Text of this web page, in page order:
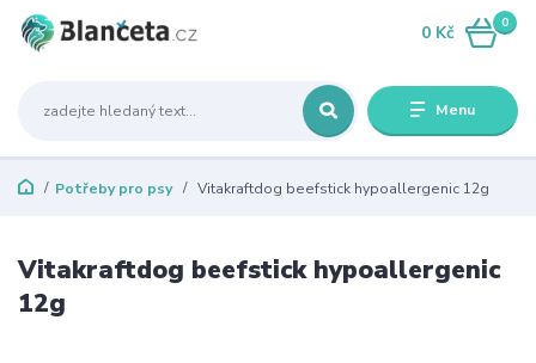
Menu
0
0 Kč
Potřeby pro psy Vitakraftdog beefstick hypoallergenic 12g
Vitakraftdog beefstick hypoallergenic
12g